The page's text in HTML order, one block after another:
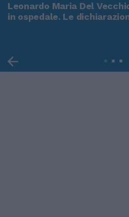
Leonardo Maria Del
in ospedale. Le